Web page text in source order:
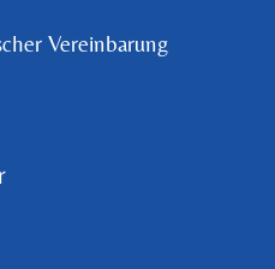
Vereinbarung